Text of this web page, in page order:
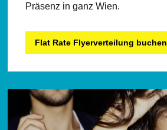
Präsenz in ganz Wien.
Flat Rate Flyerverteilung buchen